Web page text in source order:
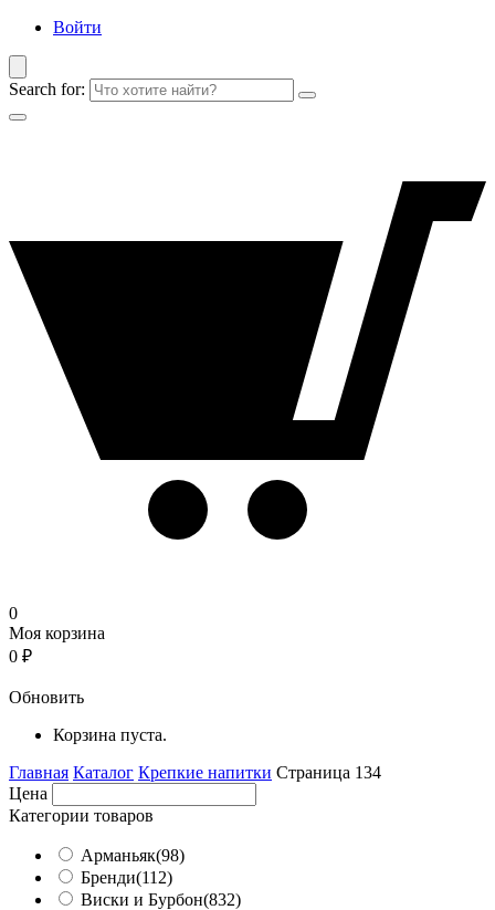
Войти
Search for:
0
Моя корзина
0 ₽
Обновить
Корзина пуста.
Главная Каталог Крепкие напитки Страница 134
Цена
Категории товаров
Арманьяк(98)
Бренди(112)
Виски и Бурбон(832)